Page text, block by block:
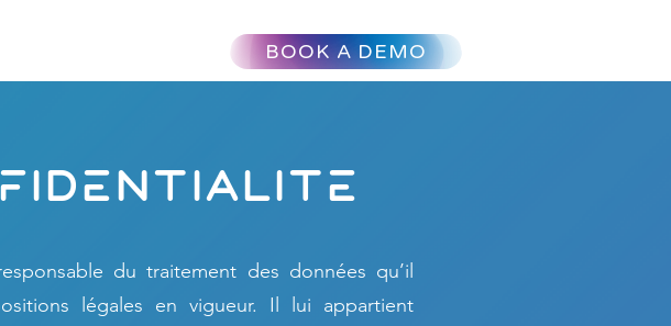
BOOK A DEMO
du traitement des données qu’il
légales en vigueur. Il lui appartient